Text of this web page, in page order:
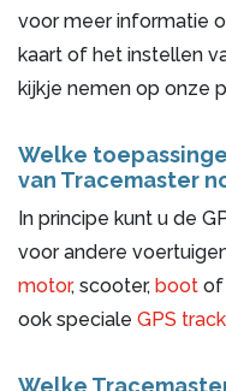
voor meer informatie
kaart of het instellen
kijkje nemen op onze
Welke
van Tracemaster
In principe kunt u de
voor andere
motor, scooter, boot of
ook speciale GPS
Welke